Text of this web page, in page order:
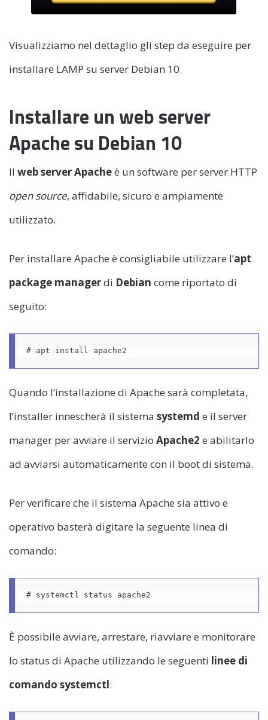
Visualizziamo nel dettaglio gli step da eseguire per
installare LAMP su server Debian 10.
Installare un web server
Apache su Debian 10
Il web server Apacheè un software per server HTTP
open source, affidabile, sicuro e ampiamente
utilizzato.
Per installare Apache è consigliabile utilizzare l’apt
package managerdi Debian come riportato di
seguito:
# apt install apache2
Quando l’installazione di Apache sarà completata,
l’installer innescherà il sistema systemd e il server
manager per avviare il servizio Apache2 e abilitarlo
ad avviarsi automaticamente con il boot di sistema.
Per verificare che il sistema Apache sia attivo e
operativo basterà digitare la seguente linea di
comando:
# systemctl status apache2
È possibile avviare, arrestare, riavviare e monitorare
lo status di Apache utilizzando le seguenti linee di
comando systemctl: